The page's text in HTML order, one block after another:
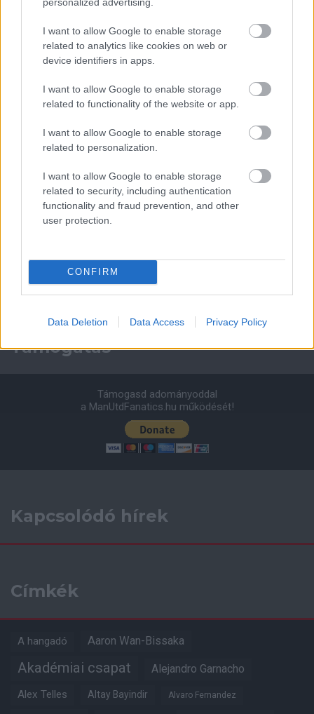
I want to allow Google to enable storage
related to analytics like cookies on web or
device identifiers in apps.
I want to allow Google to enable storage
related to functionality of the website or app.
I want to allow Google to enable storage
related to personalization.
I want to allow Google to enable storage
related to security, including authentication
functionality and fraud prevention, and other
user protection.
CONFIRM
Data Deletion Data Access Privacy Policy
Meccs Center
Paris Saint-Germainvs
Manchester United
Felkészülési szezon 4. mérkőzés
Nya Ullevi, Göteborg
1 nap 9 óra 52 perc 8 másodperc
AC MilanvsManchester United2026-08-15 18:00
ELŐZŐ MÉRKŐZÉSEK
Támogatás
Támogasd adományoddal
a ManUtdFanatics.hu működését!
Kapcsolódó hírek
Címkék
A hangadó Aaron Wan-Bissaka
Akadémiai csapat Alejandro Garnacho
Alex Telles Altay Bayindir Alvaro Fernandez